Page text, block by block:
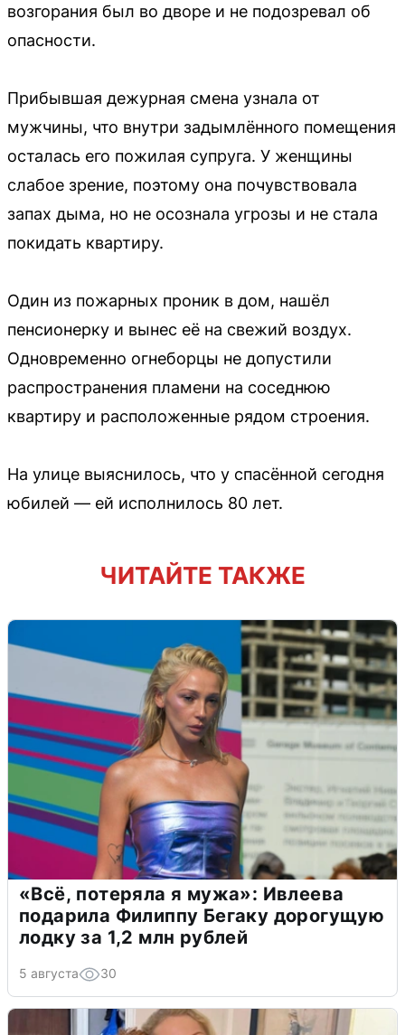
возгорания был во дворе и не подозревал об
опасности.
Прибывшая дежурная смена узнала от
мужчины, что внутри задымлённого помещения
осталась его пожилая супруга. У женщины
слабое зрение, поэтому она почувствовала
запах дыма, но не осознала угрозы и не стала
покидать квартиру.
Один из пожарных проник в дом, нашёл
пенсионерку и вынес её на свежий воздух.
Одновременно огнеборцы не допустили
распространения пламени на соседнюю
квартиру и расположенные рядом строения.
На улице выяснилось, что у спасённой сегодня
юбилей — ей исполнилось 80 лет.
ЧИТАЙТЕ ТАКЖЕ
«Всё, потеряла я мужа»: Ивлеева
подарила Филиппу Бегаку дорогущую
лодку за 1,2 млн рублей
5 августа 30